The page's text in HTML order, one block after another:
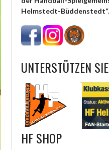
Helmstedt-Büddenstedt“.
UNTERSTÜTZEN
HF SHOP